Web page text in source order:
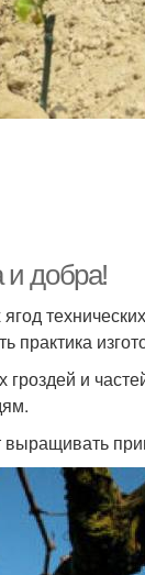
и добра!
практика
и
выращивать